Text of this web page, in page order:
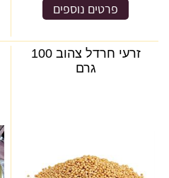
פרטים נוספים
זרעי חרדל צהוב 100
גרם